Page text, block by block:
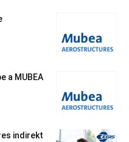
a MUBEA
indirekt